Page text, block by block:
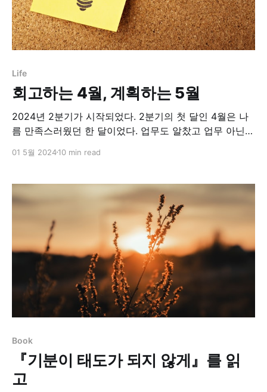
Life
회고하는 4월, 계획하는 5월
2024년 2분기가 시작되었다. 2분기의 첫 달인 4월은 나
름 만족스러웠던 한 달이었다. 업무도 알찼고 업무 아닌
리뷰해보자. 회고하는 3월, 계획하는 4월3월에는 본격적
동성이 적어지는 한 달이었다. 쉽게 말하자면, 하던거 계
속 하느라 새로운 거 많이 할 수
01 5월 202410 min read
Book
『기분이 태도가 되지 않게』를 읽
고